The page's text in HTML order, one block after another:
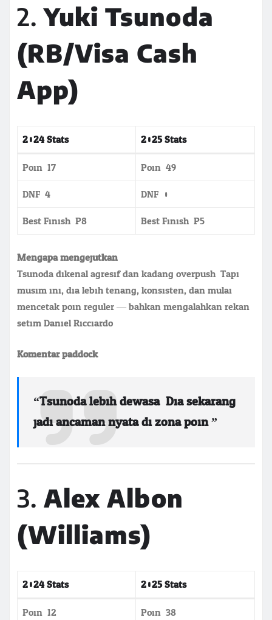
2.Yuki Tsunoda
(RB/Visa Cash
App)
2024 Stats
2025 Stats
Poin: 17
Poin: 49
DNF: 4
DNF: 0
Best Finish: P8
Best Finish: P5
Mengapa mengejutkan:
Tsunoda dikenal agresif dan kadang overpush. Tapi
musim ini, dia lebih tenang, konsisten, dan mulai
mencetak poin reguler — bahkan mengalahkan rekan
setim Daniel Ricciardo.
Komentar paddock:
“Tsunoda lebih dewasa. Dia sekarang
jadi ancaman nyata di zona poin.”
3. Alex Albon
(Williams)
2024 Stats
2025 Stats
Poin: 12
Poin: 38